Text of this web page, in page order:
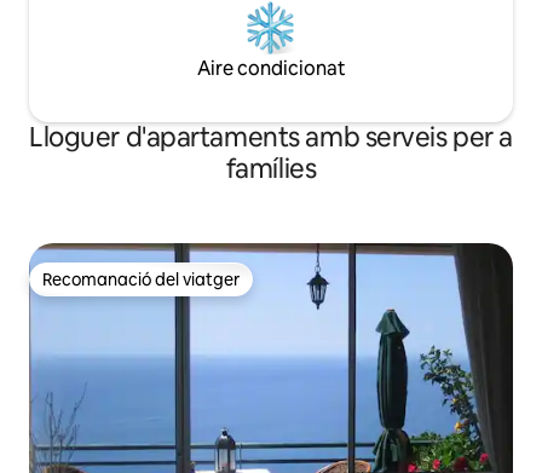
Aire condicionat
Lloguer d'apartaments amb serveis per a
famílies
Recomanació del viatger
Recomanació del viatger